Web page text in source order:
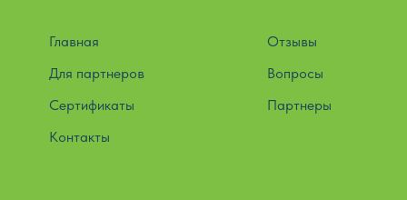
Главная
Отзывы
Вопросы
Партнеры
Сертификаты
Контакты
Для партнеров